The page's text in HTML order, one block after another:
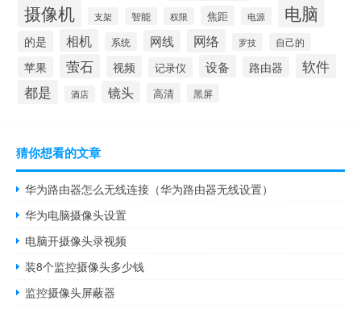
摄像机 支架 智能 权限 焦距 电源 电脑
的是 相机 系统 网线 网络 罗技 自己的
苹果 萤石 视频 记录仪 设备 路由器
软件
都是
酒店 镜头 高清 黑屏
猜你想看的文章
华为路由器怎么无线连接（华为路由器无线设置）
华为电脑摄像头设置
电脑开摄像头录视频
装8个监控摄像头多少钱
监控摄像头屏蔽器